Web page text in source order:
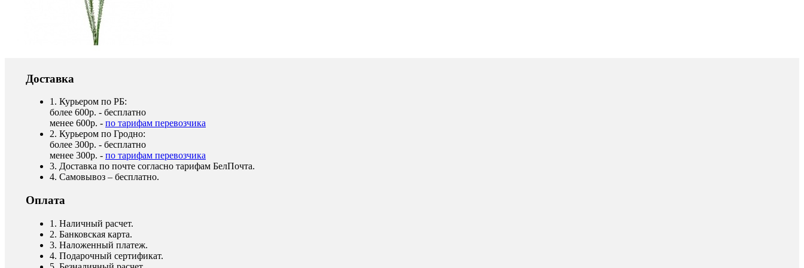
Доставка
1. Курьером по РБ:
более 600р. - бесплатно
менее 600р. - по тарифам перевозчика
2. Курьером по Гродно:
более 300р. - бесплатно
менее 300р. - по тарифам перевозчика
3. Доставка по почте согласно тарифам БелПочта.
4. Самовывоз – бесплатно.
Оплата
1. Наличный расчет.
2. Банковская карта.
3. Наложенный платеж.
4. Подарочный сертификат.